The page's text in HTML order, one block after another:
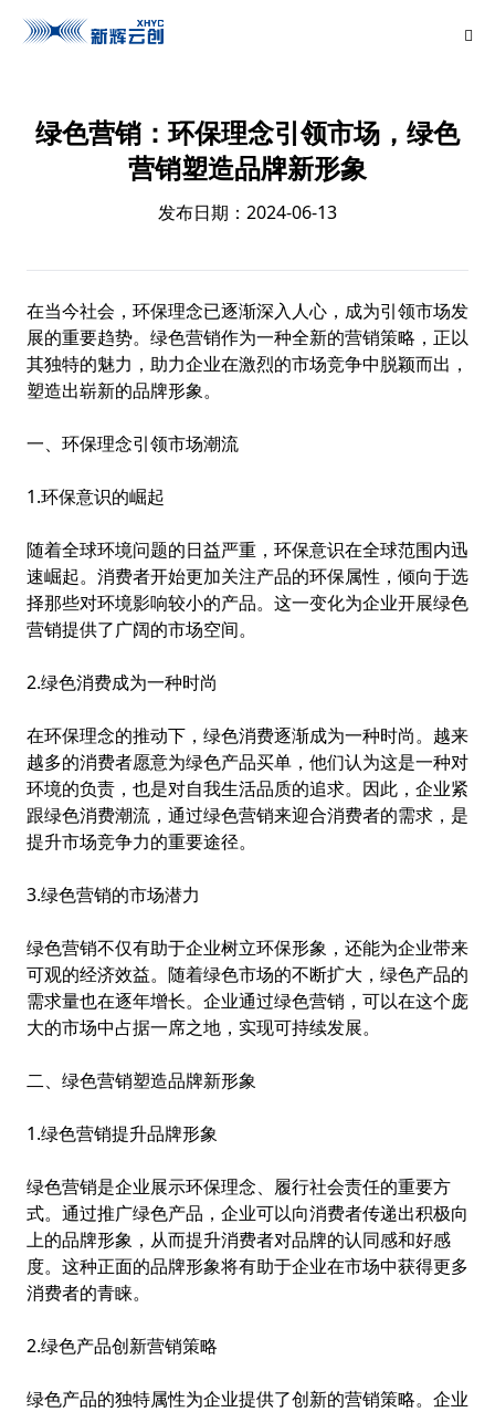
绿色营销：环保理念引领市场，绿色
营销塑造品牌新形象
发布日期：2024-06-13
在当今社会，环保理念已逐渐深入人心，成为引领市场发
展的重要趋势。绿色营销作为一种全新的营销策略，正以
其独特的魅力，助力企业在激烈的市场竞争中脱颖而出，
塑造出崭新的品牌形象。
一、环保理念引领市场潮流
1.环保意识的崛起
随着全球环境问题的日益严重，环保意识在全球范围内迅
速崛起。消费者开始更加关注产品的环保属性，倾向于选
择那些对环境影响较小的产品。这一变化为企业开展绿色
营销提供了广阔的市场空间。
2.绿色消费成为一种时尚
在环保理念的推动下，绿色消费逐渐成为一种时尚。越来
越多的消费者愿意为绿色产品买单，他们认为这是一种对
环境的负责，也是对自我生活品质的追求。因此，企业紧
跟绿色消费潮流，通过绿色营销来迎合消费者的需求，是
提升市场竞争力的重要途径。
3.绿色营销的市场潜力
绿色营销不仅有助于企业树立环保形象，还能为企业带来
可观的经济效益。随着绿色市场的不断扩大，绿色产品的
需求量也在逐年增长。企业通过绿色营销，可以在这个庞
大的市场中占据一席之地，实现可持续发展。
二、绿色营销塑造品牌新形象
1.绿色营销提升品牌形象
绿色营销是企业展示环保理念、履行社会责任的重要方
式。通过推广绿色产品，企业可以向消费者传递出积极向
上的品牌形象，从而提升消费者对品牌的认同感和好感
度。这种正面的品牌形象将有助于企业在市场中获得更多
消费者的青睐。
2.绿色产品创新营销策略
绿色产品的独特属性为企业提供了创新的营销策略。企业